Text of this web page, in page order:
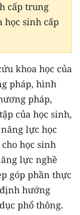
cấp trung
học sinh cấp
khoa học của
pháp, hình
pháp,
của học sinh,
lực học
học sinh
lực nghề
góp phần thực
hướng
phổ thông.